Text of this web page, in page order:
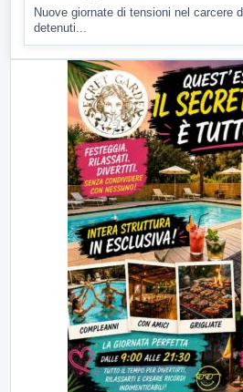
Nuove giornate di tensioni nel carcere
detenuti...